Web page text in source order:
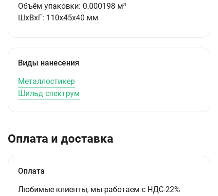
Объём упаковки: 0.000198 м³
ШxВxГ: 110x45x40 мм
Виды нанесения
Металлостикер
Шильд спектрум
Оплата и доставка
Оплата
Любимые клиенты, мы работаем с НДС-22%